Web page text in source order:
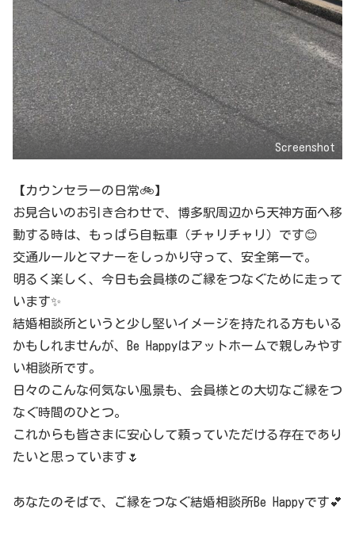
Screenshot
【カウンセラーの日常🚲】
お見合いのお引き合わせで、博多駅周辺から天神方面へ移
動する時は、もっぱら自転車（チャリチャリ）です😊
交通ルールとマナーをしっかり守って、安全第一で。
明るく楽しく、今日も会員様のご縁をつなぐために走って
います✨
結婚相談所というと少し堅いイメージを持たれる方もいる
かもしれませんが、Be Happyはアットホームで親しみやす
い相談所です。
日々のこんな何気ない風景も、会員様との大切なご縁をつ
なぐ時間のひとつ。
これからも皆さまに安心して頼っていただける存在であり
たいと思っています🌷
あなたのそばで、ご縁をつなぐ結婚相談所Be Happyです💕